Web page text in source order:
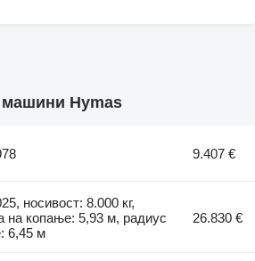
машини Hymas
9.407 €
носивост: 8.000 кг,
на копање: 5,93 м, радиус
6,45 м
26.830 €